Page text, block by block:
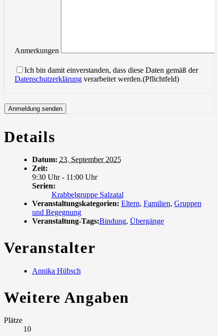
Anmerkungen
Ich bin damit einverstanden, dass diese Daten gemäß der
Datenschutzerklärung verarbeitet werden.(Pflichtfeld)
Details
Datum: 23. September 2025
Zeit:
9:30 Uhr - 11:00 Uhr
Serien:
Krabbelgruppe Salzatal
Veranstaltungskategorien: Eltern, Familien, Gruppen
und Begegnung
Veranstaltung-Tags:Bindung, Übergänge
Veranstalter
Annika Hübsch
Weitere Angaben
Plätze
10